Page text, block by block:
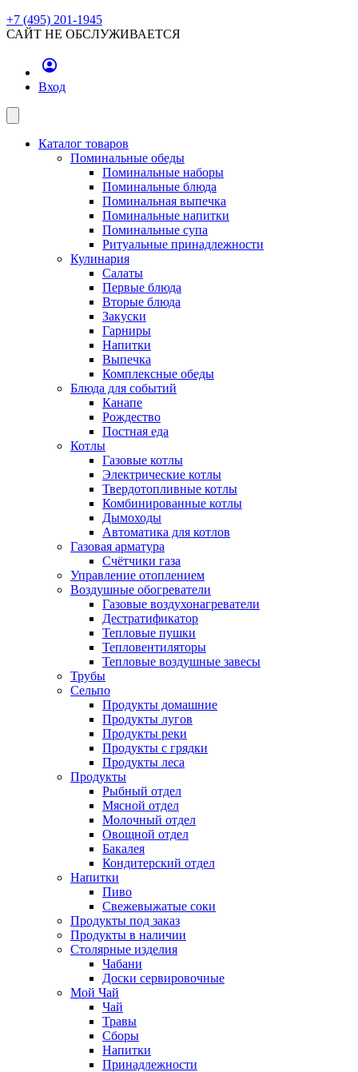
+7 (495) 201-1945
САЙТ НЕ ОБСЛУЖИВАЕТСЯ
Вход
Каталог товаров
Поминальные обеды
Поминальные наборы
Поминальные блюда
Поминальная выпечка
Поминальные напитки
Поминальные супа
Ритуальные принадлежности
Кулинария
Салаты
Первые блюда
Вторые блюда
Закуски
Гарниры
Напитки
Выпечка
Комплексные обеды
Блюда для событий
Канапе
Рождество
Постная еда
Котлы
Газовые котлы
Электрические котлы
Твердотопливные котлы
Комбинированные котлы
Дымоходы
Автоматика для котлов
Газовая арматура
Счётчики газа
Управление отоплением
Воздушные обогреватели
Газовые воздухонагреватели
Дестратификатор
Тепловые пушки
Тепловентиляторы
Тепловые воздушные завесы
Трубы
Сельпо
Продукты домашние
Продукты лугов
Продукты реки
Продукты с грядки
Продукты леса
Продукты
Рыбный отдел
Мясной отдел
Молочный отдел
Овощной отдел
Бакалея
Кондитерский отдел
Напитки
Пиво
Cвежевыжатые соки
Продукты под заказ
Продукты в наличии
Столярные изделия
Чабани
Доски сервировочные
Мой Чай
Чай
Травы
Сборы
Напитки
Принадлежности